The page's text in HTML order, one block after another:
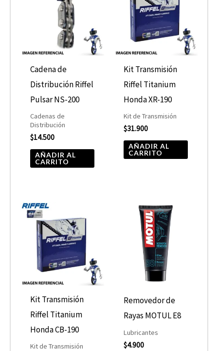
Cadena de
Distribución Riffel
Pulsar NS-200
Cadenas de
Distribución
$14.500
AÑADIR AL
CARRITO
Kit Transmisión
Riffel Titanium
Honda XR-190
Kit de Transmisión
$31.900
AÑADIR AL
CARRITO
Kit Transmisión
Riffel Titanium
Honda CB-190
Kit de Transmisión
Removedor de
Rayas MOTUL E8
Lubricantes
$4.900